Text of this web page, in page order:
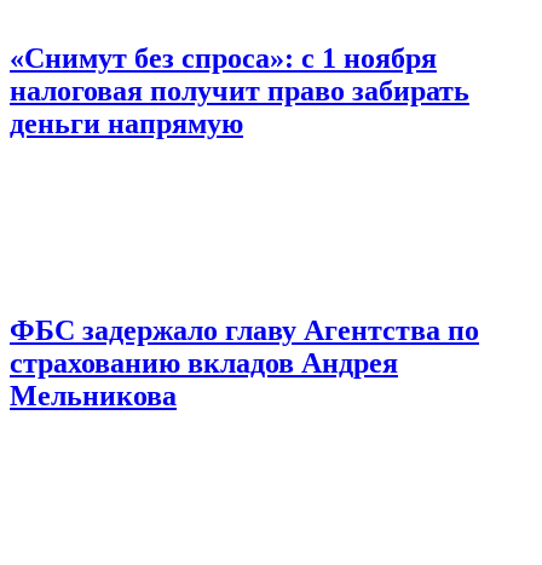
«Снимут без спроса»: с 1 ноября
налоговая получит право забирать
деньги напрямую
ФБС задержало главу Агентства по
страхованию вкладов Андрея
Мельникова